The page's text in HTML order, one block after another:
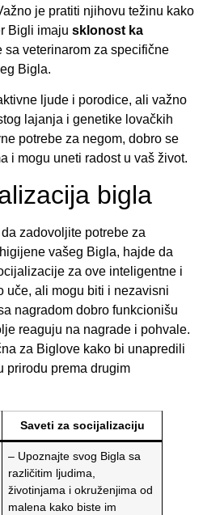
je pratiti njihovu težinu kako
Bigli imaju sklonost ka
sa veterinarom za specifične
Bigla.
ljude i porodice, ali važno
lajanja i genetike lovačkih
potrebe za negom, dobro se
i mogu uneti radost u vaš život.
bigla
zadovoljite potrebe za
vašeg Bigla, hajde da
za ove inteligentne i
uče, ali mogu biti i nezavisni
nagradom dobro funkcionišu
reaguju na nagrade i pohvale.
za Biglove kako bi unapredili
prirodu prema drugim
Saveti za socijalizaciju
– Upoznajte svog Bigla sa
različitim ljudima,
životinjama i okruženjima od
malena kako biste im